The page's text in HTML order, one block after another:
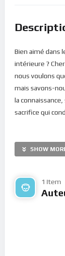
Bien aimé dans
intérieure ?
nous voulons
mais savons-
la
sacrifice qui
ceci nuit
seulement la
constamment
également
Le Seigneur te
le jardin de ton
SHOW
1 Item